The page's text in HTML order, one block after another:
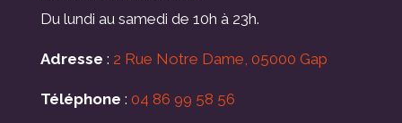
Du lundi au samedi de 10h à 23h.
Adresse : 2 Rue Notre Dame, 05000 Gap
Téléphone : 04 86 99 58 56